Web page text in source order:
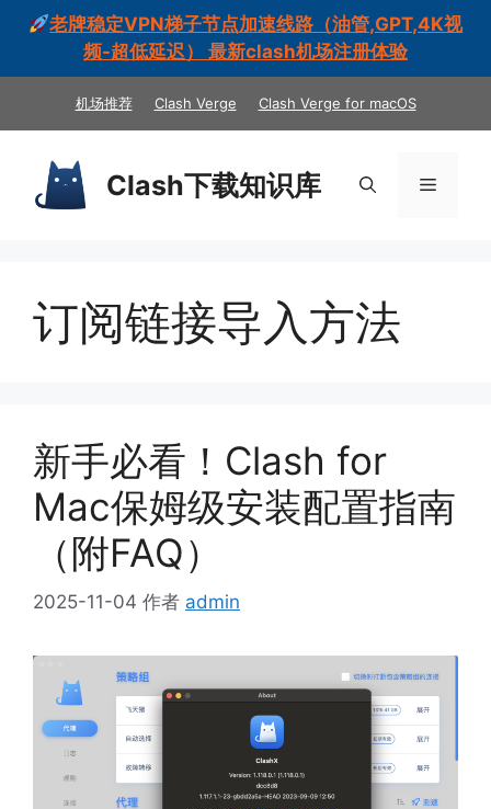
老牌稳定VPN梯子节点加速线路（油管,GPT,4K视
频-超低延迟） 最新clash机场注册体验
机场推荐 Clash Verge Clash Verge for macOS
Clash下载知识库 菜
订阅链接导入方法
新手必看！Clash for
Mac保姆级安装配置指南
（附FAQ）
2025-11-04 作者 admin